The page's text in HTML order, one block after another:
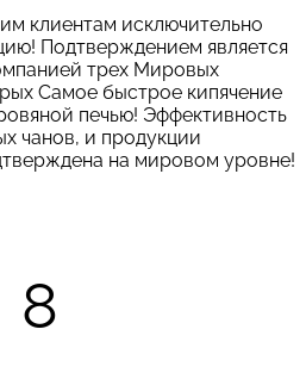
клиентам исключительно
Подтверждением является
трех Мировых
Самое быстрое кипячение
печью! Эффективность
чанов, и продукции
на мировом уровне!
8